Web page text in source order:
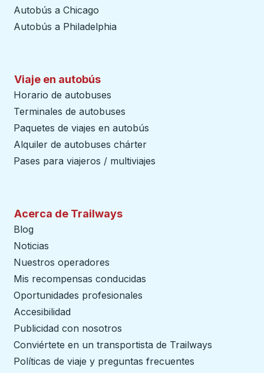
Autobús a Chicago
Autobús a Philadelphia
Viaje en autobús
Horario de autobuses
Terminales de autobuses
Paquetes de viajes en autobús
Alquiler de autobuses chárter
Pases para viajeros / multiviajes
Acerca de Trailways
Blog
Noticias
Nuestros operadores
Mis recompensas conducidas
Oportunidades profesionales
Accesibilidad
Publicidad con nosotros
Conviértete en un transportista de Trailways
Políticas de viaje y preguntas frecuentes